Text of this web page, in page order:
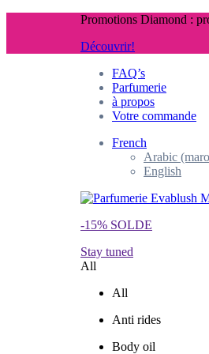
Promotions Diamond :
Découvrir!
FAQ’s
Parfumerie
à propos
Votre commande
French
Arabic
English
-15% SOLDE
Stay tuned
All
All
Anti rides
Body oil